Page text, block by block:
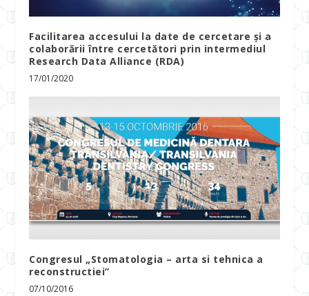
Facilitarea accesului la date de cercetare şi a
colaborării între cercetători prin intermediul
Research Data Alliance (RDA)
17/01/2020
Congresul „Stomatologia – arta si tehnica a
reconstructiei”
07/10/2016